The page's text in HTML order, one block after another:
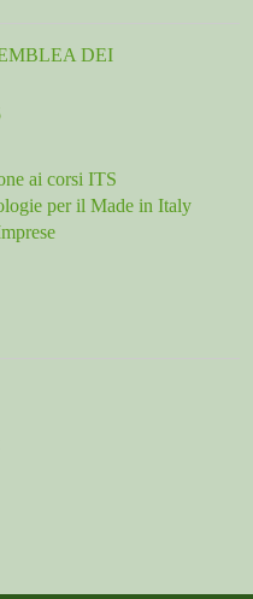
DEI
ai corsi ITS
per il Made in Italy